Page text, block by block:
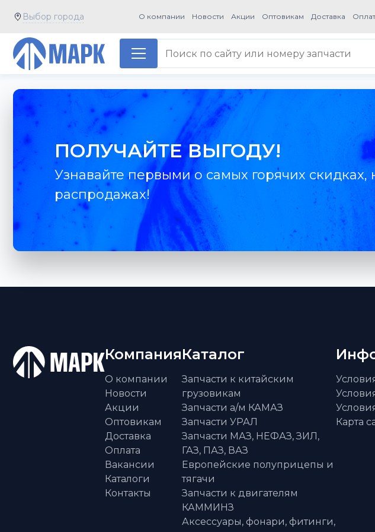
Выбор города О компании Новости Акции Оптовикам Доставка
ПОЛУЧАЙТЕ ВЫГОДУ!
Узнавайте первыми о самых горячих скидках,
распродажах!
Компания
О компании
Новости
Акции
Оптовикам
Доставка
Оплата
Вакансии
Каталоги
Контакты
Каталог
Запчасти к китайским
грузовикам
Запчасти а/м КАМАЗ
Запчасти УРАЛ
Запчасти МАЗ, НЕФАЗ, ЗИЛ,
ГАЗ, ПАЗ, ВАЗ
Европейские полуприцепы и
тягачи
Запчасти к двигателям
КАММИНЗ
Аксессуары, фонари, фитинги,
Карта